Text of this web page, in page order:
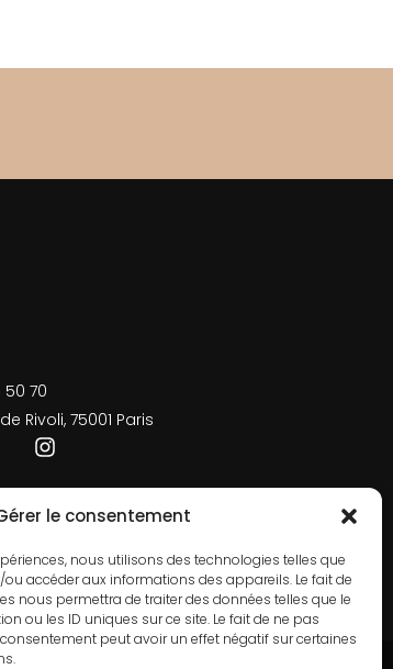
le consentement
nous utilisons des technologies telles que
accéder aux informations des appareils. Le fait de
nous permettra de traiter des données telles que le
ou les ID uniques sur ce site. Le fait de ne pas
peut avoir un effet négatif sur certaines
50 70
Rivoli, 75001 Paris